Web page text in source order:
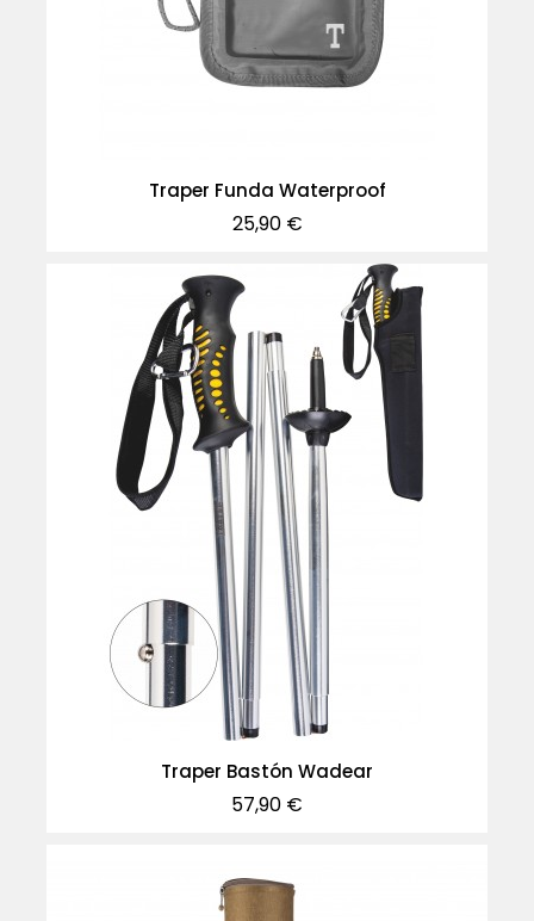
Traper Funda Waterproof
Precio
25,90 €
Traper Bastón Wadear
Precio
57,90 €